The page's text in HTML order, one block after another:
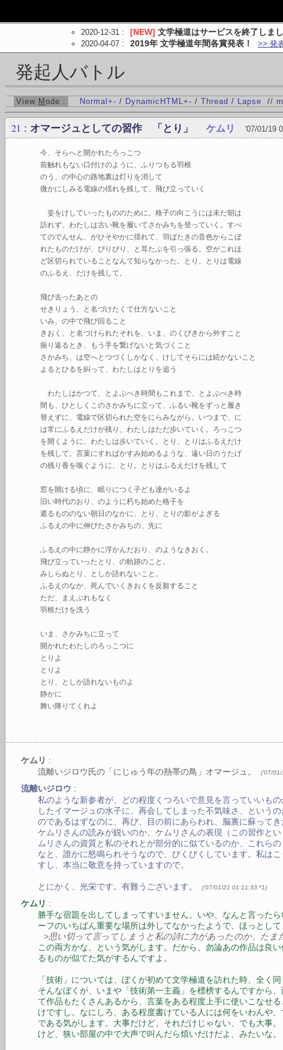
2020-12-31 : [NEW] 文学極道はサービスを終了しま
2020-04-07 : 2019年 文学極道年間各賞発表！ >> 発
発起人バトル
View M ode : Normal +- / DynamicHTML+- / Thread / Lapse //
21 : オマージュとしての習作 「とり」 ケムリ '07/01/19
今、そらへと開かれたろっこつ
前触れもない口付けのように、ふりつもる羽根
のう、の中心の路地裏は灯りを消して
微かにしみる電線の揺れを残して、飛び立っていく
姿をけしていったもののために。格子の向こうには未だ朝は
訪れず、わたしは古い靴を履いてさかみちを登っていく。すべ
てのでんせん、がひそやかに揺れて、羽ばたきの音色からこぼ
れたものだけが、ぴりぴり、と耳たぶを引っ張る。空がこれほ
ど区切られていることなんて知らなかった。とり、とりは電線
のふるえ、だけを残して。
飛び去ったあとの
せきりょう、と名づけたくて仕方ないこと
いみ、の中で飛び回ること
きおく、と名づけられたそれを、いま、のくびきから外すこと
振り返るとき、もう手を繋げないと気づくこと
さかみち、は空へとつづくしかなく、けしてそらには続かないこと
よるとひるを糾って、わたしはとりを追う
わたしはかつて、とよぶべき時間もこれまで、とよぶべき時
間も、ひとしくこのさかみちに立って、ふるい靴をずっと履き
替えずに、電線で区切られた空をにらみながら。いつまで、に
は常にふるえだけが残り、わたしはただ歩いていく。ろっこつ
を開くように、わたしは歩いていく。とり、とりはふるえだけ
を残して。言葉にすればかすみ始めるような、遠い日のうたげ
の残り香を嗅ぐように、とり。とりはふるえだけを残して
窓を開ける頃に、眠りにつく子ども達がいるよ
旧い時代のおり、のように朽ち始めた格子を
遮るもののない朝日のなかに、とり、とりの影がよぎる
ふるえの中に伸びたさかみちの、先に
ふるえの中に静かに浮かんだおり、のようなきおく。
飛び立っていったとり、の軌跡のこと。
みしらぬとり、としか語れないこと。
ふるえのなか、死んでいくきおくを反芻すること
ただ、まえぶれもなく
羽根だけを洗う
いま、さかみちに立って
開かれたわたしのろっこつに
とりよ
とりよ
とり、としか語れないものよ
静かに
舞い降りてくれよ
ケムリ :
流離いジロウ氏の「にじゅう年の熱帯の鳥」オマージュ。('07/
流離いジロウ :
私のような新参者が、どの程度くつろいで意見を言っていいも
したイマージュの水子に、再会してしまった不気味さ、という
のであるはずなのに、再び、目の前にあらわれ、脳裏に蘇ってき
ケムリさんの読みが鋭いのか、ケムリさんの表現（この習作と
ムリさんの資質と私のそれとが部分的に似ているのか、これら
なと、誰かに怒鳴られそうなので、びくびくしています。私は
すし、本当に敬意を持っていますので。
とにかく、光栄です。有難うございます。('07/01/21 01:11:33 *1 )
ケムリ :
勝手な宿題を出してしまってすいません。いや、なんと言った
ーフのいちばん重要な場所は外してなかったようで、ほっとして
>思い切って言ってしまうと私の詩に力があったのか、た
この両方かな、という気がします。だから、勿論あの作品は良
るものが似てた気がするんですよ。
「技術」については、ぼくが初めて文学極道を訪れた時、全く
そんなぼくが、いまや「技術第一主義」を標榜するんですから
て作品もたくさんあるから、言葉をある程度上手に使いこなせ
けですし。なにしろ、ある程度書けている人には何をいわんや
である気がします。大事だけど、それだけじゃない、でも大事
けど、狭い部屋の中で大声で叫んだら煩いだけだよ、みたいな。